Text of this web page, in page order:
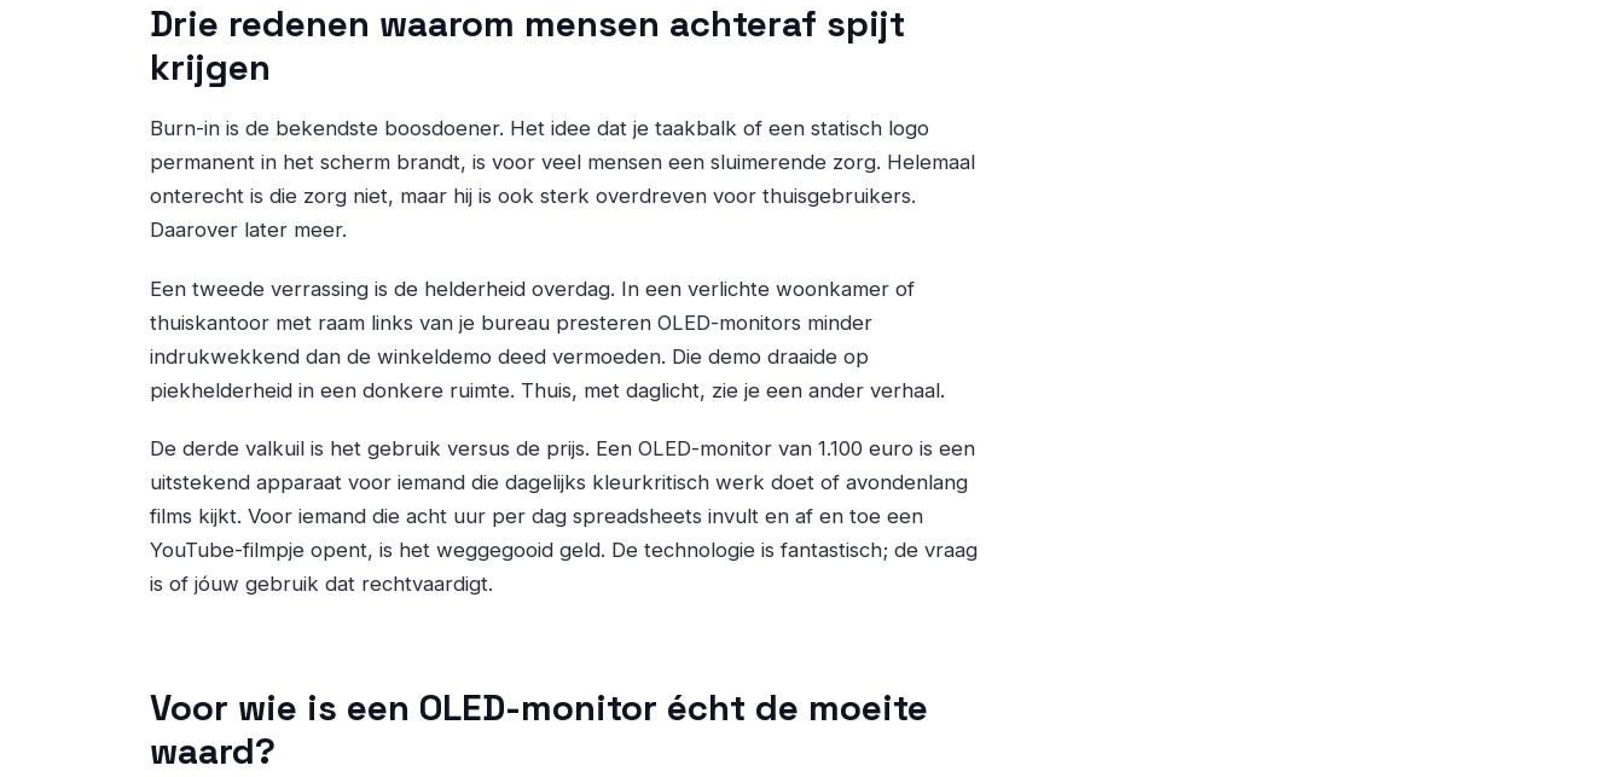
Drie redenen waarom mensen achteraf spijt
krijgen
Burn-in is de bekendste boosdoener. Het idee dat je taakbalk of een statisch logo
permanent in het scherm brandt, is voor veel mensen een sluimerende zorg. Helemaal
onterecht is die zorg niet, maar hij is ook sterk overdreven voor thuisgebruikers.
Daarover later meer.
Een tweede verrassing is de helderheid overdag. In een verlichte woonkamer of
thuiskantoor met raam links van je bureau presteren OLED-monitors minder
indrukwekkend dan de winkeldemo deed vermoeden. Die demo draaide op
piekhelderheid in een donkere ruimte. Thuis, met daglicht, zie je een ander verhaal.
De derde valkuil is het gebruik versus de prijs. Een OLED-monitor van 1.100 euro is een
uitstekend apparaat voor iemand die dagelijks kleurkritisch werk doet of avondenlang
films kijkt. Voor iemand die acht uur per dag spreadsheets invult en af en toe een
YouTube-filmpje opent, is het weggegooid geld. De technologie is fantastisch; de vraag
is of jóuw gebruik dat rechtvaardigt.
Voor wie is een OLED-monitor écht de moeite
waard?